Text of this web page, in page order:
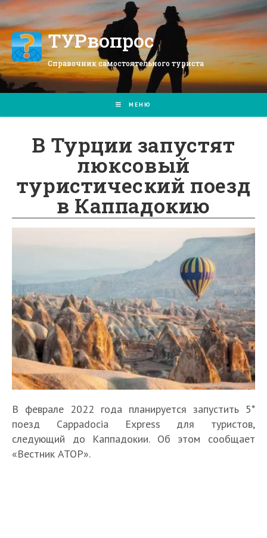
Перейти
к
содержимомуТУРвопрос
Справочник самостоятельного туриста
МЕНЮ
В Турции запустят
люксовый
туристический поезд
в Каппадокию
В феврале 2022 года планируется запустить 5*
поезд Cappadocia Express для туристов,
следующий до Каппадокии. Об этом сообщает
«Вестник АТОР».